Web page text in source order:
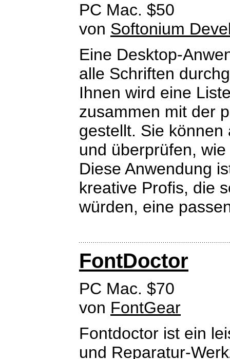
PC Mac. $50
von Softonium
Eine Desktop-
alle Schriften
Ihnen wird eine
zusammen mit der
gestellt. Sie
und überprüfen,
Diese Anwendung
kreative Profis, die
würden, eine
FontDoctor
PC Mac. $70
von FontGear
Fontdoctor ist ein
und Reparatur-